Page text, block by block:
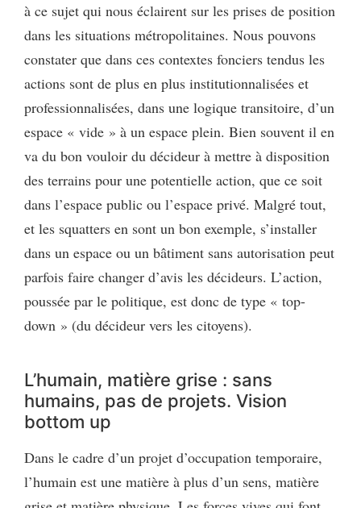
à ce sujet qui nous éclairent sur les prises de position
dans les situations métropolitaines. Nous pouvons
constater que dans ces contextes fonciers tendus les
actions sont de plus en plus institutionnalisées et
professionnalisées, dans une logique transitoire, d’un
espace « vide » à un espace plein. Bien souvent il en
va du bon vouloir du décideur à mettre à disposition
des terrains pour une potentielle action, que ce soit
dans l’espace public ou l’espace privé. Malgré tout,
et les squatters en sont un bon exemple, s’installer
dans un espace ou un bâtiment sans autorisation peut
parfois faire changer d’avis les décideurs. L’action,
poussée par le politique, est donc de type « top-
down » (du décideur vers les citoyens).
L’humain, matière grise : sans
humains, pas de projets. Vision
bottom up
Dans le cadre d’un projet d’occupation temporaire,
l’humain est une matière à plus d’un sens, matière